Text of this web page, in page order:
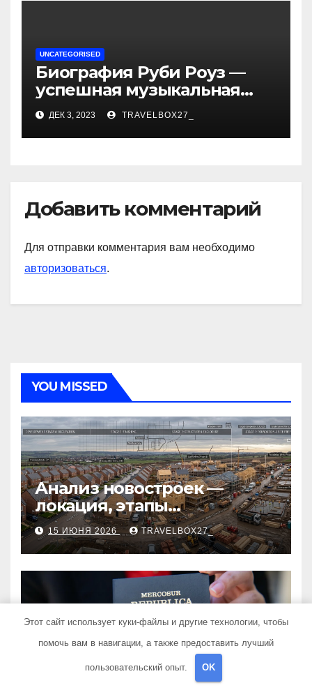
UNCATEGORISED
Биография Руби Роуз —
успешная музыкальная
карьера, личная жизнь и
знаковые достижения
ДЕК 3, 2023 TRAVELBOX27_
Добавить комментарий
Для отправки комментария вам необходимо
авторизоваться.
YOU MISSED
Анализ новостроек —
локация, этапы
строительства, проверка
застройщика, сценарии
оформления сделки и
рыночные ориентиры
15 ИЮНЯ 2026 TRAVELBOX27_
НОВОСТИ ДЛЯ ПУТЕШЕСТВЕННИКОВ
Как получить гражданство
Аргентины: Полное
руководство
TRAVELBOX27_
Этот сайт использует куки-файлы и другие технологии, чтобы
помочь вам в навигации, а также предоставить лучший
пользовательский опыт. OK